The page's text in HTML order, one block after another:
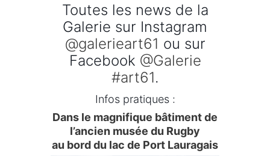
Toutes les news de la
Galerie sur Instagram
@galerieart61 ou sur
Facebook @Galerie
#art61.
Infos pratiques :
Dans le magnifique bâtiment de
l’ancien musée du Rugby
au bord du lac de Port Lauragais